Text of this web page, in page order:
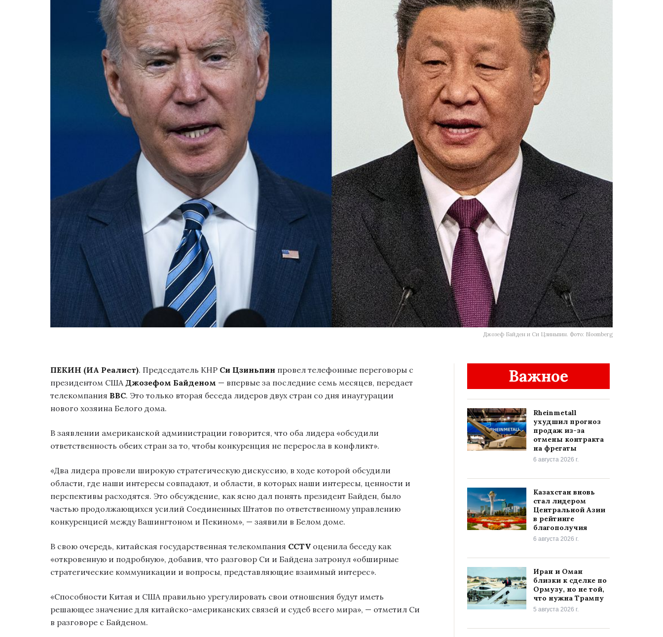
Джозеф Байден и Си Цзиньпин. Фото: Bloomberg
ПЕКИН (ИА Реалист). Председатель КНР Си Цзиньпин провел телефонные переговоры с
президентом СШАДжозефом Байденом — впервые за последние семь месяцев, передает
телекомпания BBC. Это только вторая беседа лидеров двух стран со дня инаугурации
нового хозяина Белого дома.
В заявлении американской администрации говорится, что оба лидера «обсудили
ответственность обеих стран за то, чтобы конкуренция не переросла в конфликт».
«Два лидера провели широкую стратегическую дискуссию, в ходе которой обсудили
области, где наши интересы совпадают, и области, в которых наши интересы, ценности и
перспективы расходятся. Это обсуждение, как ясно дал понять президент Байден, было
частью продолжающихся усилий Соединенных Штатов по ответственному управлению
конкуренцией между Вашингтоном и Пекином», — заявили в Белом доме.
В свою очередь, китайская государственная телекомпания CCTV оценила беседу как
«откровенную и подробную», добавив, что разговор Си и Байдена затронул «обширные
стратегические коммуникации и вопросы, представляющие взаимный интерес».
«Способности Китая и США правильно урегулировать свои отношения будут иметь
решающее значение для китайско-американских связей и судеб всего мира», — отметил Си
в разговоре с Байденом.
Важное
Rheinmetall
ухудшил прогноз
продаж из-за
отмены контракта
на фрегаты
6 августа 2026 г.
Казахстан вновь
стал лидером
Центральной Азии
в рейтинге
благополучия
6 августа 2026 г.
Иран и Оман
близки к сделке по
Ормузу, но не той,
что нужна Трампу
5 августа 2026 г.